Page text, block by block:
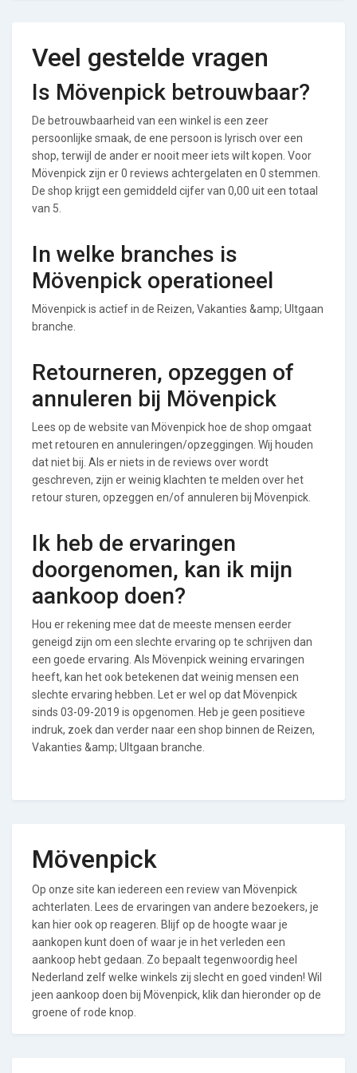
Veel gestelde vragen
Is Mövenpick betrouwbaar?
De betrouwbaarheid van een winkel is een zeer
persoonlijke smaak, de ene persoon is lyrisch over een
shop, terwijl de ander er nooit meer iets wilt kopen. Voor
Mövenpick zijn er 0 reviews achtergelaten en 0 stemmen.
De shop krijgt een gemiddeld cijfer van 0,00 uit een totaal
van 5.
In welke branches is
Mövenpick operationeel
Mövenpick is actief in de Reizen, Vakanties &amp; UItgaan
branche.
Retourneren, opzeggen of
annuleren bij Mövenpick
Lees op de website van Mövenpick hoe de shop omgaat
met retouren en annuleringen/opzeggingen. Wij houden
dat niet bij. Als er niets in de reviews over wordt
geschreven, zijn er weinig klachten te melden over het
retour sturen, opzeggen en/of annuleren bij Mövenpick.
Ik heb de ervaringen
doorgenomen, kan ik mijn
aankoop doen?
Hou er rekening mee dat de meeste mensen eerder
geneigd zijn om een slechte ervaring op te schrijven dan
een goede ervaring. Als Mövenpick weining ervaringen
heeft, kan het ook betekenen dat weinig mensen een
slechte ervaring hebben. Let er wel op dat Mövenpick
sinds 03-09-2019 is opgenomen. Heb je geen positieve
indruk, zoek dan verder naar een shop binnen de Reizen,
Vakanties &amp; UItgaan branche.
Mövenpick
Op onze site kan iedereen een review van Mövenpick
achterlaten. Lees de ervaringen van andere bezoekers, je
kan hier ook op reageren. Blijf op de hoogte waar je
aankopen kunt doen of waar je in het verleden een
aankoop hebt gedaan. Zo bepaalt tegenwoordig heel
Nederland zelf welke winkels zij slecht en goed vinden! Wil
jeen aankoop doen bij Mövenpick, klik dan hieronder op de
groene of rode knop.